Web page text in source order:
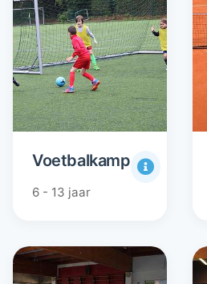
Voetbalkamp
6 - 13 jaar